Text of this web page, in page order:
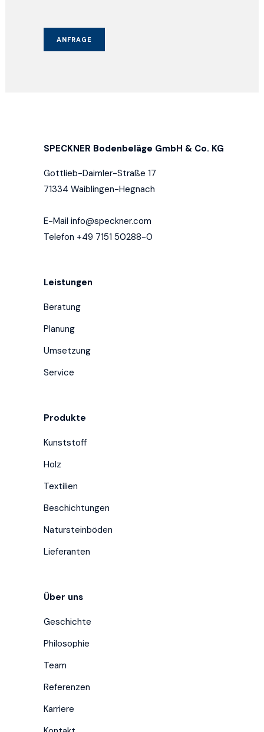
ANFRAGE
SPECKNER Bodenbeläge GmbH & Co. KG
Gottlieb-Daimler-Straße 17
71334 Waiblingen-Hegnach
E-Mail info@speckner.com
Telefon +49 7151 50288-0
Leistungen
Beratung
Planung
Umsetzung
Service
Produkte
Kunststoff
Holz
Textilien
Beschichtungen
Natursteinböden
Lieferanten
Über uns
Geschichte
Philosophie
Team
Referenzen
Karriere